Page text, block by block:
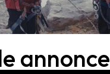
annonce